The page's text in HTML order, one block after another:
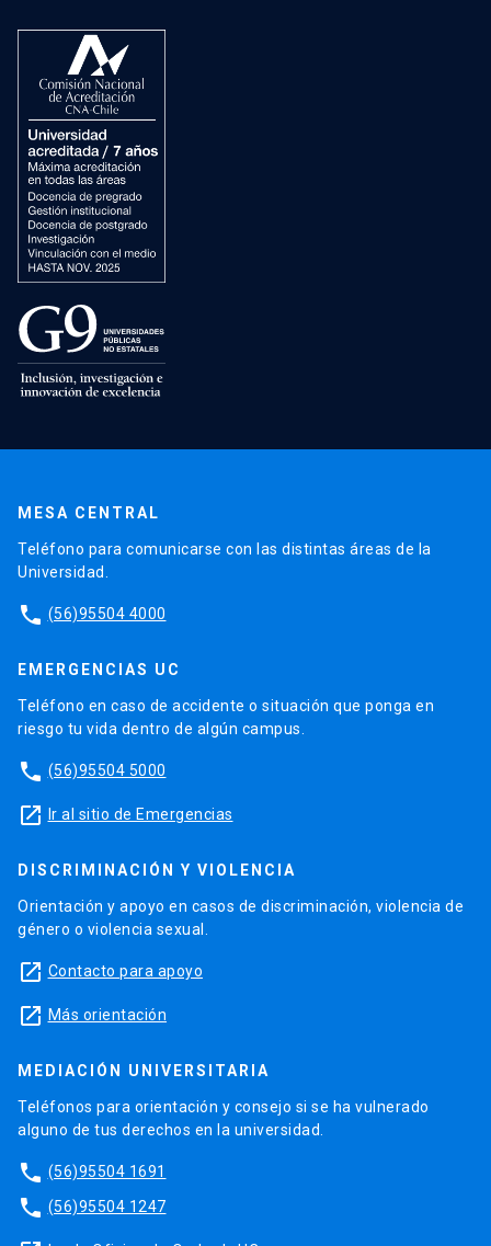
MESA CENTRAL
Teléfono para comunicarse con las distintas áreas de la
Universidad.
phone (56)95504 4000
EMERGENCIAS UC
Teléfono en caso de accidente o situación que ponga en
riesgo tu vida dentro de algún campus.
phone (56)95504 5000
launch Ir al sitio de Emergencias
DISCRIMINACIÓN Y VIOLENCIA
Orientación y apoyo en casos de discriminación, violencia de
género o violencia sexual.
launch Contacto para apoyo
launch Más orientación
MEDIACIÓN UNIVERSITARIA
Teléfonos para orientación y consejo si se ha vulnerado
alguno de tus derechos en la universidad.
phone (56)95504 1691
phone (56)95504 1247